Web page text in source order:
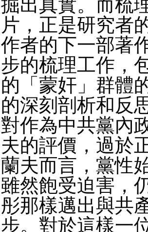
掘出真實。而梳
片，正是研究者
作者的下一部著
步的梳理工作，
的「蒙奸」群體
的深刻剖析和反
對作為中共黨內
夫的評價，過於
蘭夫而言，黨性
雖然飽受迫害，
彤那樣邁出與共
步。對於這樣一